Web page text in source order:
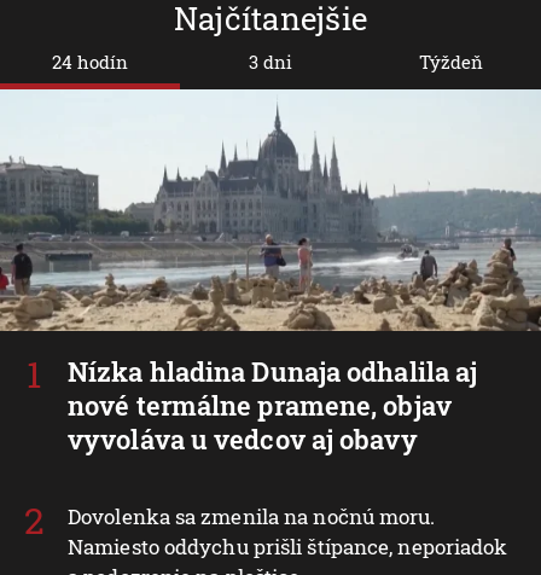
Najčítanejšie
24 hodín
Nízka hladina Dunaja odhalila aj
nové termálne pramene, objav
vyvoláva u vedcov aj obavy
Dovolenka sa zmenila na nočnú moru.
Namiesto oddychu prišli štípance, neporiadok
3 dni Týždeň